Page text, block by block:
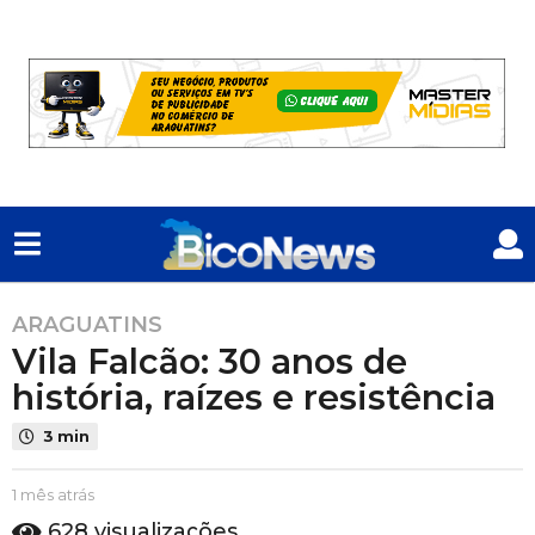
1
m
ê
s
a
r
á
ARAGUATINS
Vila Falcão: 30 anos de
história, raízes e resistência
3 min
P
1 mês atrás